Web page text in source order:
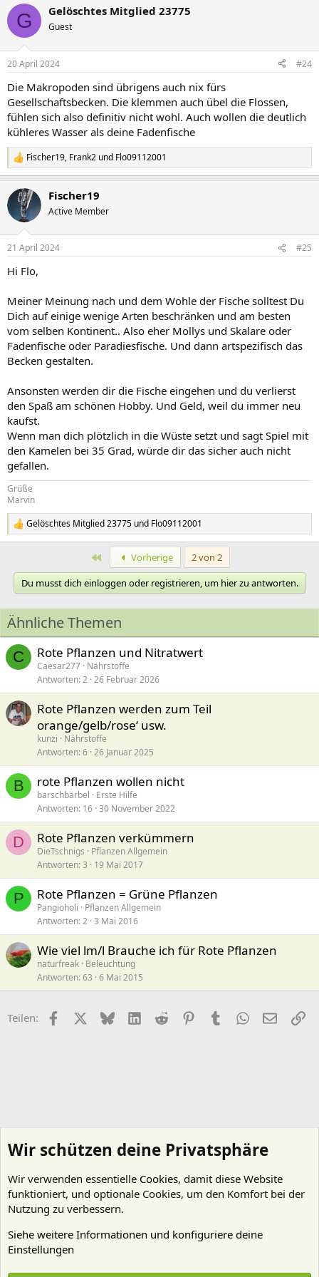
k
i
e
:
G Gelöschtes Mitglied 23775
Guest
20 April 2024 #24
Die Makropoden sind übrigens auch nix fürs
Gesellschaftsbecken. Die klemmen auch übel die Flossen,
fühlen sich also definitiv nicht wohl. Auch wollen die deutlich
kühleres Wasser als deine Fadenfische
R
e
k
i
e
:
Fischer19, Frank2 und Flo09112001
Fischer19
Active Member
21 April 2024 #25
Hi Flo,
Meiner Meinung nach und dem Wohle der Fische solltest Du
Dich auf einige wenige Arten beschränken und am besten
vom selben Kontinent.. Also eher Mollys und Skalare oder
Fadenfische oder Paradiesfische. Und dann artspezifisch das
Becken gestalten.
Ansonsten werden dir die Fische eingehen und du verlierst
den Spaß am schönen Hobby. Und Geld, weil du immer neu
kaufst.
Wenn man dich plötzlich in die Wüste setzt und sagt Spiel mit
den Kamelen bei 35 Grad, würde dir das sicher auch nicht
gefallen.
Grüße
Marvin
R
e
t
o
n
e
n
:
Gelöschtes Mitglied 23775 und Flo09112001
Erste Vorherige
2 von 2
Du musst dich einloggen oder registrieren, um hier zu antworten.
Ähnliche Themen
C Rote Pflanzen und Nitratwert
Caesar277 Nährstoffe
Antworten 2 26 Februar 2026
Rote Pflanzen werden zum Teil
orange/gelb/rose‘ usw.
kunzi
Nährstoffe
Antworten 6 26 Januar 2025
B rote Pflanzen wollen nicht
barschbärbel
Erste Hilfe
Antworten 16 30 November 2022
D Rote Pflanzen verkümmern
DieTschnigs
Pflanzen Allgemein
Antworten 3 19 Mai 2017
P Rote Pflanzen = Grüne Pflanzen
Pangioholi
Pflanzen Allgemein
Antworten 2 3 Mai 2016
Wie viel lm/l Brauche ich für Rote Pflanzen
naturfreak Beleuchtung
Antworten 63 6 Mai 2015
Teilen: FacebookX (Twitter)
BlueskyLinkedIn
Reddit PinterestTumblr WhatsApp
E-Mail
Wir schützen deine Privatsphäre
Wir verwenden essentielle Cookies, damit diese Website
funktioniert, und optionale Cookies, um den Komfort bei der
Nutzung zu verbessern.
Siehe weitere Informationen und konfiguriere deine
Einstellungen